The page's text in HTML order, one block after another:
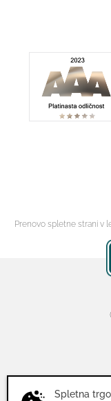
Prenovo spletne strani v
Spletna